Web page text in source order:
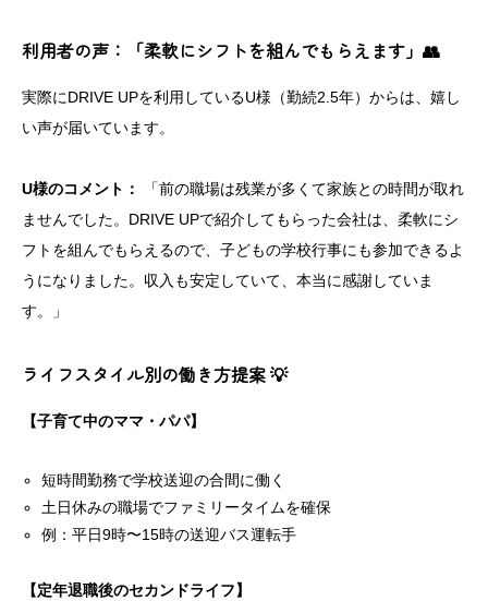
利用者の声：「柔軟にシフトを組んでもらえます」👥
実際にDRIVE UPを利用しているU様（勤続2.5年）からは、嬉し
い声が届いています。
U様のコメント：
「前の職場は残業が多くて家族との時間が取れ
ませんでした。DRIVE UPで紹介してもらった会社は、柔軟にシ
フトを組んでもらえるので、子どもの学校行事にも参加できるよ
うになりました。収入も安定していて、本当に感謝していま
す。」
ライフスタイル別の働き方提案 💡
【子育て中のママ・パパ】
短時間勤務で学校送迎の合間に働く
土日休みの職場でファミリータイムを確保
例：平日9時〜15時の送迎バス運転手
【定年退職後のセカンドライフ】